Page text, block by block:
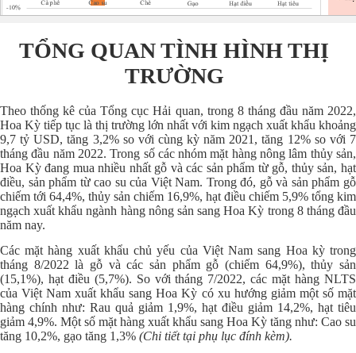
TỔNG QUAN TÌNH HÌNH THỊ
TRƯỜNG
Theo thống kê của Tổng cục Hải quan, trong 8 tháng đầu năm 2022,
Hoa Kỳ tiếp tục là thị trường lớn nhất với kim ngạch xuất khẩu khoảng
9,7 tỷ USD, tăng 3,2% so với cùng kỳ năm 2021, tăng 12% so với 7
tháng đầu năm 2022. Trong số các nhóm mặt hàng nông lâm thủy sản,
Hoa Kỳ đang mua nhiều nhất gỗ và các sản phẩm từ gỗ, thủy sản, hạt
điều, sản phẩm từ cao su của Việt Nam. Trong đó, gỗ và sản phẩm gỗ
chiếm tới 64,4%, thủy sản chiếm 16,9%, hạt điều chiếm 5,9% tổng kim
ngạch xuất khẩu ngành hàng nông sản sang Hoa Kỳ trong 8 tháng đầu
năm nay.
Các mặt hàng xuất khẩu chủ yếu của Việt Nam sang Hoa kỳ trong
tháng 8/2022 là gỗ và các sản phẩm gỗ (chiếm 64,9%), thủy sản
(15,1%), hạt điều (5,7%). So với tháng 7/2022, các mặt hàng NLTS
của Việt Nam xuất khẩu sang Hoa Kỳ có xu hướng giảm một số mặt
hàng chính như: Rau quả giảm 1,9%, hạt điều giảm 14,2%, hạt tiêu
giảm 4,9%. Một số mặt hàng xuất khẩu sang Hoa Kỳ tăng như: Cao su
tăng 10,2%, gạo tăng 1,3% (Chi tiết tại phụ lục đính kèm).